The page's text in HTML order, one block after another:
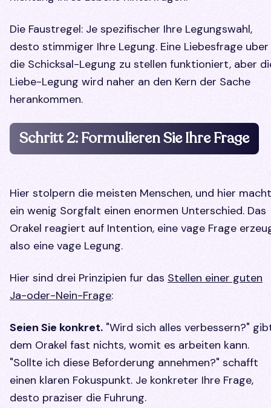
Die Faustregel: Je spezifischer Ihre Legungswahl,
desto stimmiger Ihre Legung. Eine Liebesfrage uber
die Schicksal-Legung zu stellen funktioniert, aber
Liebe-Legung wird naher an den Kern der Sache
herankommen.
Schritt 2: Formulieren Sie Ihre Frage
Hier stolpern die meisten Menschen, und hier macht
ein wenig Sorgfalt einen enormen Unterschied. Das
Orakel reagiert auf Intention, eine vage Frage
also eine vage Legung.
Hier sind drei Prinzipien fur das Stellen einer guten
Ja-oder-Nein-Frage:
Seien Sie konkret. "Wird sich alles verbessern?"
dem Orakel fast nichts, womit es arbeiten kann.
"Sollte ich diese Beforderung annehmen?" schafft
einen klaren Fokuspunkt. Je konkreter Ihre Frage,
desto praziser die Fuhrung.